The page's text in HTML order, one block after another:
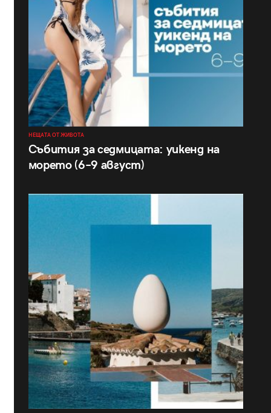
НЕЩАТА ОТ ЖИВОТА
Събития за седмицата: уикенд на
морето (6–9 август)